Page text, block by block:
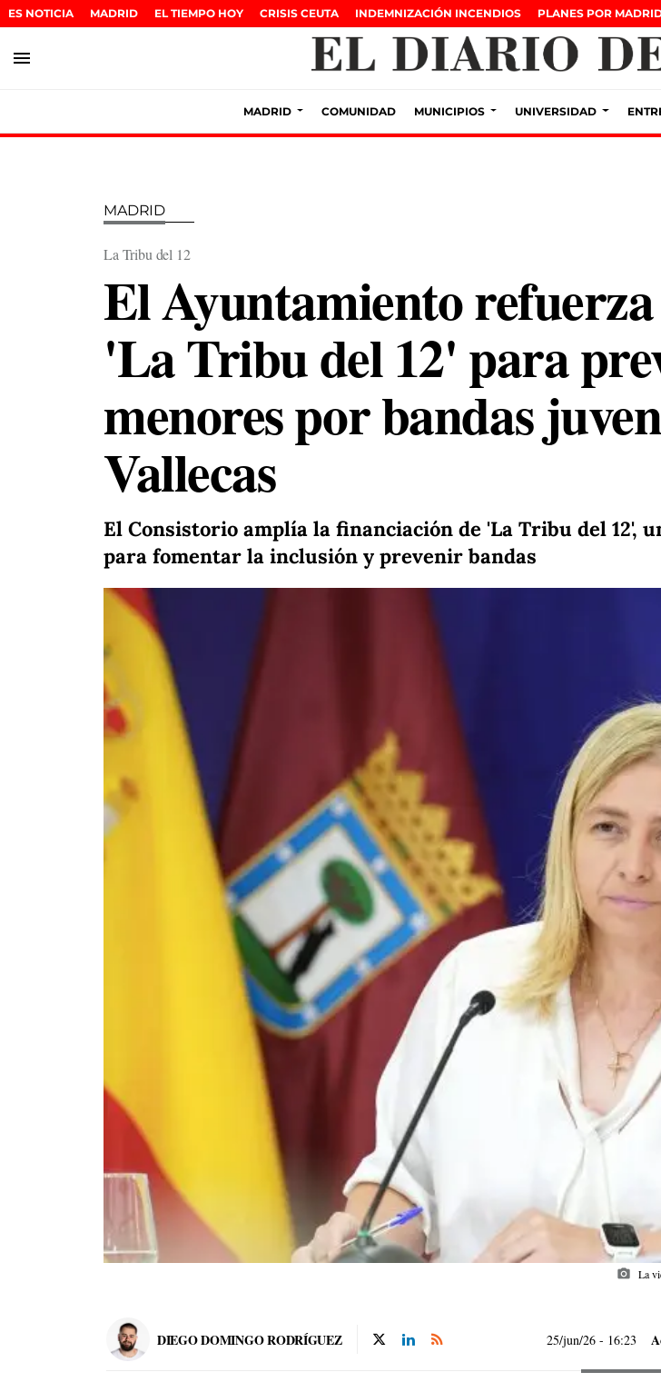
ES NOTICIA MADRID EL TIEMPO HOY CRISIS CEUTA INDEMNIZACIÓN INCENDIOS PLANES POR
menu
MADRID COMUNIDAD MUNICIPIOS UNIVERSIDAD
MADRID
La Tribu del 12
El Ayuntamiento refuerza
'La Tribu del 12' para
menores por bandas
Vallecas
El Consistorio amplía la financiación de 'La Tribu del 12',
para fomentar la inclusión y prevenir bandas
photo_camera La
DIEGO DOMINGO RODRÍGUEZ 25/jun/26 - 16:23